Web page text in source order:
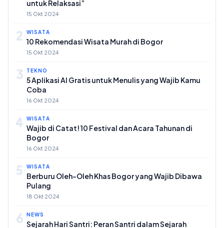
untuk Relaksasi”
15 Okt 2024
2 WISATA
10 Rekomendasi Wisata Murah di Bogor
15 Okt 2024
3 TEKNO
5 Aplikasi AI Gratis untuk Menulis yang Wajib Kamu
Coba
16 Okt 2024
4 WISATA
Wajib di Catat! 10 Festival dan Acara Tahunan di
Bogor
16 Okt 2024
5 WISATA
Berburu Oleh-Oleh Khas Bogor yang Wajib Dibawa
Pulang
18 Okt 2024
6 NEWS
Sejarah Hari Santri: Peran Santri dalam Sejarah